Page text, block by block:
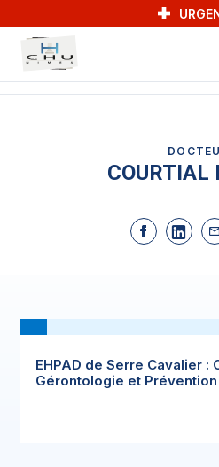
COURTIAL
EHPAD de Serre Cavalier :
Gérontologie et